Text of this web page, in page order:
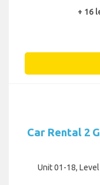
+ 16
Car Rental 2
Unit 01-18, Level